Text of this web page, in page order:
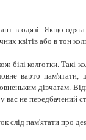
в одязі. Якщо
квітів або в тон
білі колготки. Такі
варто пам'ятати,
дівчатам.
вас не передбачений
слід пам'ятати про